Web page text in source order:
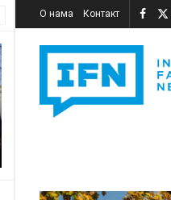
О нама Контакт